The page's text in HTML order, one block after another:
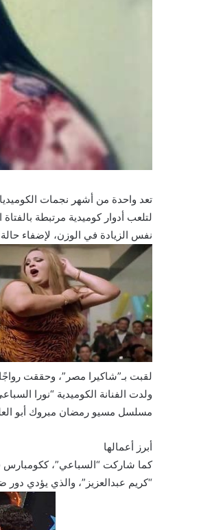
تعد واحدة من أشهر نجمات
لتلعب أدوار كوميدية مرتبطة
نفس الزيادة في الوزن، لإضفاء حالة
لقبت بـ”شاكيرا مصر”، وحققت رواجًا
مسلسل مسيو رمضان مبروك أبو
أبرز أعمالها
كما شاركت “السباعي”، ككومبارس
“كريم عبدالعزيز”، والذي يؤدي